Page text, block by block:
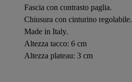
Fascia con contrasto paglia.
Chiusura con cinturino regolabile.
Made in Italy.
Altezza tacco: 6 cm
Altezza plateau: 3 cm